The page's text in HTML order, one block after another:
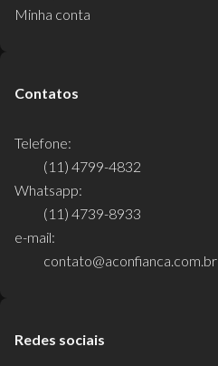
Minha conta
Contatos
Telefone:
(11) 4799-4832
Whatsapp:
(11) 4739-8933
e-mail:
contato@aconfianca.com.br
Redes sociais